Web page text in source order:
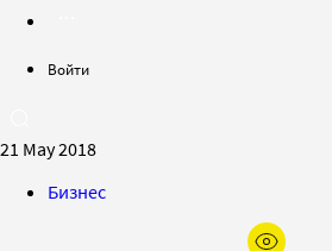
Войти
21 May 2018
Бизнес